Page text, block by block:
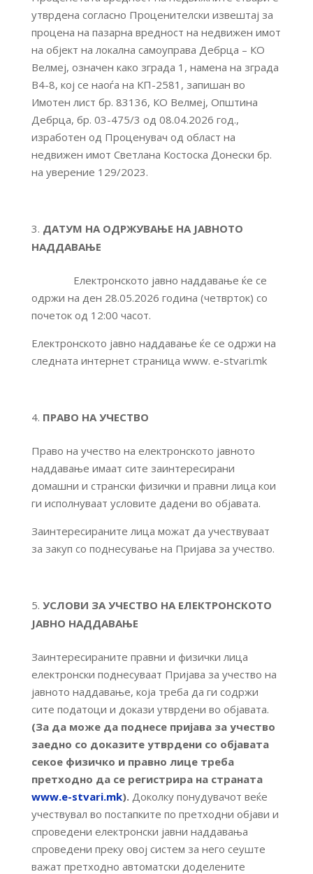
утврдена согласно Проценителски извештај за
процена на пазарна вредност на недвижен имот
на објект на локална самоуправа Дебрца – КО
Велмеј, означен како зграда 1, намена на зграда
В4-8, кој се наоѓа на КП-2581, запишан во
Имотен лист бр. 83136, КО Велмеј, Општина
Дебрца, бр. 03-475/3 од 08.04.2026 год.,
изработен од Проценувач од област на
недвижен имот Светлана Костоска Донески бр.
на уверение 129/2023.
ДАТУМ НА ОДРЖУВАЊЕ НА ЈАВНОТО
НАДДАВАЊЕ
Електронското јавно наддавање ќе се
одржи на ден 28.05.2026 година (четврток) со
почеток од 12:00 часот.
Електронското јавно наддавање ќе се одржи на
следната интернет страница www. e-stvari.mk
ПРАВО НА УЧЕСТВО
Право на учество на електронското јавното
наддавање имаат сите заинтересирани
домашни и странски физички и правни лица кои
ги исполнуваат условите дадени во објавата.
Заинтересираните лица можат да учествуваат
за закуп со поднесување на Пријава за учество.
УСЛОВИ ЗА УЧЕСТВО НА ЕЛЕКТРОНСКОТО
ЈАВНО НАДДАВАЊЕ
Заинтересираните правни и физички лица
електронски поднесуваат Пријава за учество на
јавното наддавање, која треба да ги содржи
сите податоци и докази утврдени во објавата.
(За да може да поднесе пријава за учество
заедно со доказите утврдени со објавата
секое физичко и правно лице треба
претходно да се регистрира на страната
www.e-stvari.mk). Доколку понудувачот веќе
учествувал во постапките по претходни објави и
спроведени електронски јавни наддавања
спроведени преку овој систем за него сеуште
важат претходно автоматски доделените